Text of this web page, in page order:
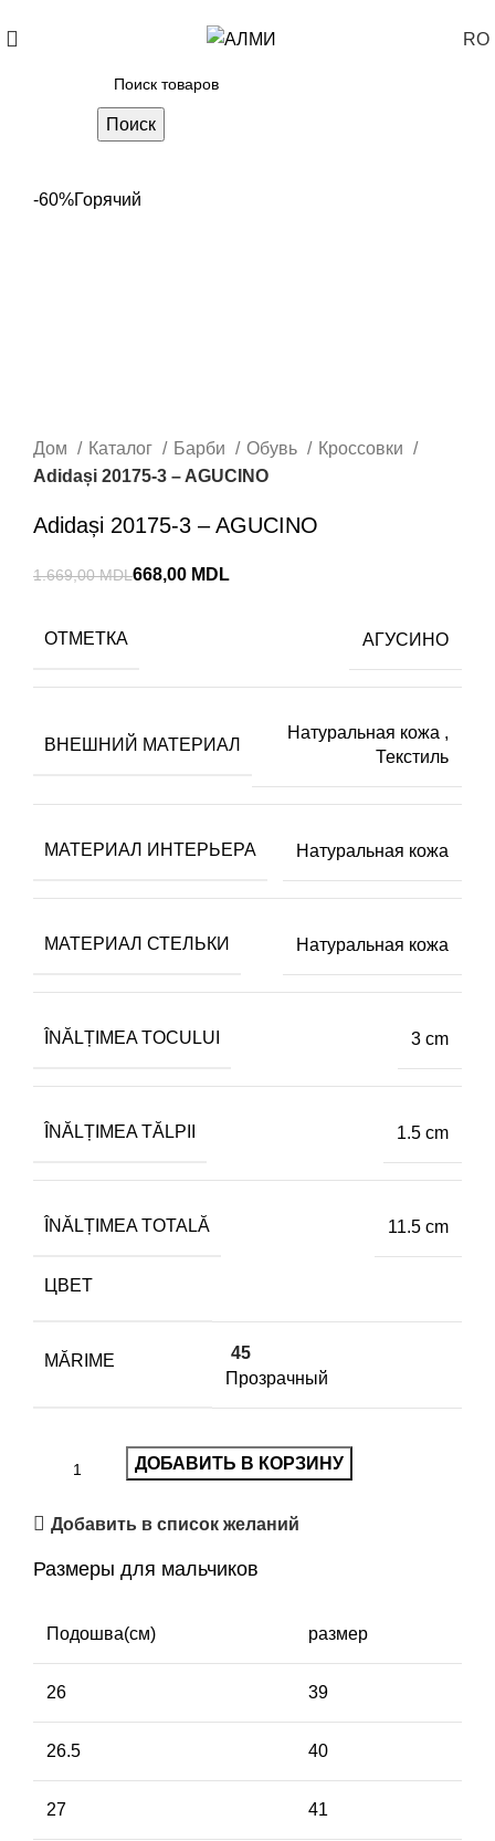
RO
Поиск
-60%Горячий
Дом Каталог Барби Обувь
Кроссовки
Adidași 20175-3 – AGUCINO
Adidași 20175-3 – AGUCINO
1.669,00MDL668,00 MDL
ОТМЕТКА АГУСИНО
ВНЕШНИЙ МАТЕРИАЛ
Натуральная кожа ,
Текстиль
МАТЕРИАЛ ИНТЕРЬЕРА Натуральная кожа
МАТЕРИАЛ СТЕЛЬКИ Натуральная кожа
ÎNĂLȚIMEA TOCULUI 3 cm
ÎNĂLȚIMEA TĂLPII 1.5 cm
ÎNĂLȚIMEA TOTALĂ 11.5 cm
ЦВЕТ
MĂRIME
45
Прозрачный
ДОБАВИТЬ В КОРЗИНУ
Добавить в список желаний
Размеры для мальчиков
Подошва(см) размер
26 39
26.5 40
27 41